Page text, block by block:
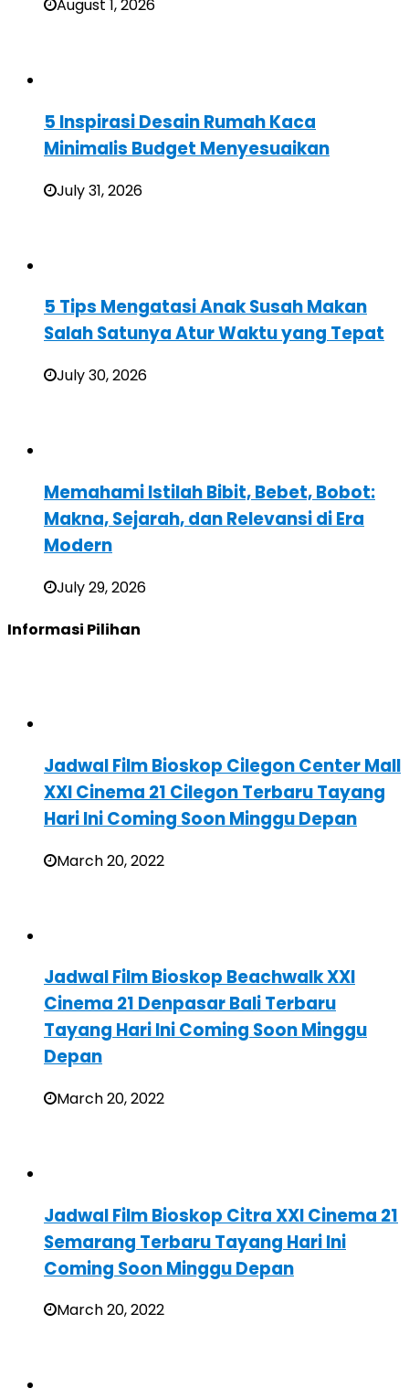
August 1, 2026
5 Inspirasi Desain Rumah Kaca
Minimalis Budget Menyesuaikan
July 31, 2026
5 Tips Mengatasi Anak Susah Makan
Salah Satunya Atur Waktu yang Tepat
July 30, 2026
Memahami Istilah Bibit, Bebet, Bobot:
Makna, Sejarah, dan Relevansi di Era
Modern
July 29, 2026
Informasi Pilihan
Jadwal Film Bioskop Cilegon Center Mall
XXI Cinema 21 Cilegon Terbaru Tayang
Hari Ini Coming Soon Minggu Depan
March 20, 2022
Jadwal Film Bioskop Beachwalk XXI
Cinema 21 Denpasar Bali Terbaru
Tayang Hari Ini Coming Soon Minggu
Depan
March 20, 2022
Jadwal Film Bioskop Citra XXI Cinema 21
Semarang Terbaru Tayang Hari Ini
Coming Soon Minggu Depan
March 20, 2022